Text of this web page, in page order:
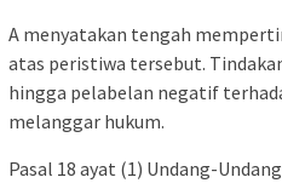
A menyatakan tengah
atas peristiwa tersebut.
hingga pelabelan negatif
melanggar hukum.
Pasal 18 ayat (1) Undang-